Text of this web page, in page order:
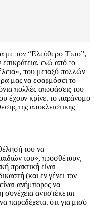
με τον “Ελεύθερο Τύπο”,
επικράτεια, ενώ από το
που μεταξύ πολλών
μας να εφαρμόσει το
πολλές αποφάσεις του
έχουν κρίνει το παράνομο
της αποκλειστικής
του να
του», προσθέτουν,
πρακτική είναι
(και εν γένει τον
ανήμπορος να
συνέχεια αντιστέκεται
παραδέχεται ότι για μισό